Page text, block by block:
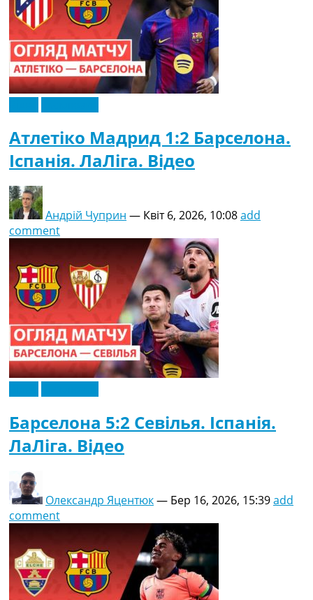
Атлетіко Мадрид 1:2 Барселона.
Іспанія. ЛаЛіга. Відео
Андрій Чуприн — Квіт 6, 2026, 10:08add
comment
Барселона 5:2 Севілья. Іспанія.
ЛаЛіга. Відео
Олександр Яцентюк— Бер 16, 2026, 15:39add
comment